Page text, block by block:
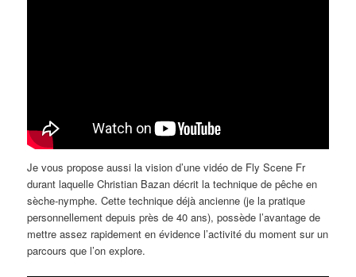
Je vous propose aussi la vision d’une vidéo de Fly Scene Fr
durant laquelle Christian Bazan décrit la technique de pêche en
sèche-nymphe. Cette technique déjà ancienne (je la pratique
personnellement depuis près de 40 ans), possède l’avantage de
mettre assez rapidement en évidence l’activité du moment sur un
parcours que l’on explore.